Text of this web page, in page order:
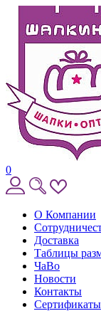
0
О Компании
Доставка
Таблицы
ЧаВо
Новости
Контакты
Сертификаты